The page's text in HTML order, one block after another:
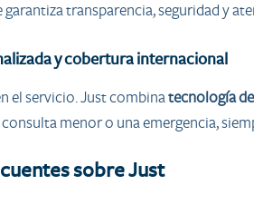
transparencia, seguridad y
y cobertura internacional
el servicio. Just combinatecnología
menor o una emergencia,
sobre Just